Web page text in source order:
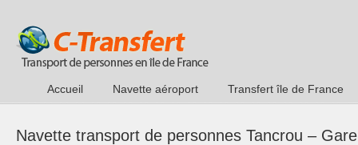
Accueil Navette aéroport Transfert île de France
Navette transport de personnes Tancrou – Gare